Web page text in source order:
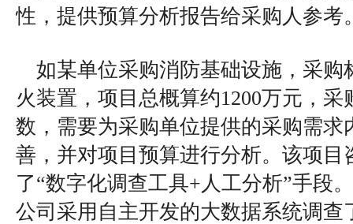
性，提供预算分析报告给采购人参考
如某单位采购消防基础设施，采购
火装置，项目总概算约1200万元，
数，需要为采购单位提供的采购需求
善，并对项目预算进行分析。该项目
了“数字化调查工具+人工分析”手段
公司采用自主开发的大数据系统调查